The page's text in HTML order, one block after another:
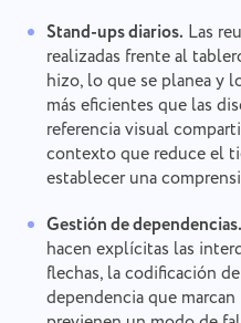
Stand-ups diarios. Las
realizadas frente al
hizo, lo que se planea y
más eficientes que las
referencia visual
contexto que reduce el
establecer una
Gestión de dependencias.
hacen explícitas las
flechas, la codificación
dependencia que
tratamiento de sus
con laPolítica de